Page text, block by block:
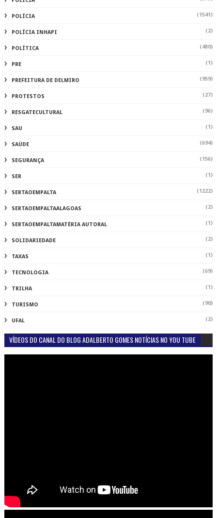
POLÍCIA (1541)
POLÍCIA INHAPI (2)
POLÍTICA (480)
PRE (1)
PREFEITURA DE DELMIRO (959)
PROTESTOS (27)
RESGATECULTURAL (96)
SAU (1)
SAÚDE (694)
SEGURANÇA (156)
SER (1)
SERTAOEMPALTA (1222)
SERTAOEMPALTAALAGOAS (2)
SERTAOEMPALTAMATÉRIA AUTORAL (1)
SOLIDARIEDADE (2)
TAXAS (1)
TECNOLOGIA (69)
TRILHA (1)
TURISMO (90)
UFAL (2)
VÍDEOS DO CANAL DO BLOG ADALBERTO GOMES NOTÍCIAS NO YOU TUBE